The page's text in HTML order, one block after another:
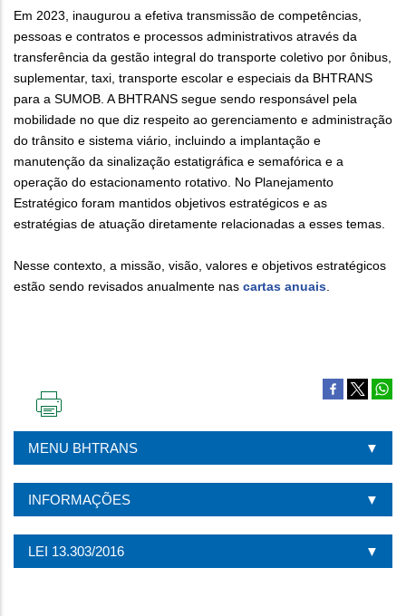
Em 2023, inaugurou a efetiva transmissão de competências,
pessoas e contratos e processos administrativos através da
transferência da gestão integral do transporte coletivo por ônibus,
suplementar, taxi, transporte escolar e especiais da BHTRANS
para a SUMOB. A BHTRANS segue sendo responsável pela
mobilidade no que diz respeito ao gerenciamento e administração
do trânsito e sistema viário, incluindo a implantação e
manutenção da sinalização estatigráfica e semafórica e a
operação do estacionamento rotativo. No Planejamento
Estratégico foram mantidos objetivos estratégicos e as
estratégias de atuação diretamente relacionadas a esses temas.
Nesse contexto, a missão, visão, valores e objetivos estratégicos
estão sendo revisados anualmente nas cartas anuais
PÁGINA
MENU BHTRANS
INFORMAÇÕES
LEI 13.303/2016